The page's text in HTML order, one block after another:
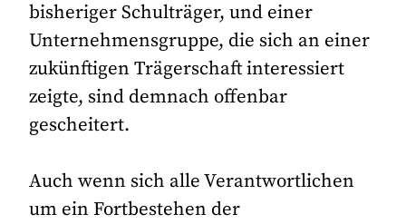
bisheriger Schulträger, und einer
Unternehmensgruppe, die sich an einer
zukünftigen Trägerschaft interessiert
zeigte, sind demnach offenbar
gescheitert.
Auch wenn sich alle Verantwortlichen
um ein Fortbestehen der